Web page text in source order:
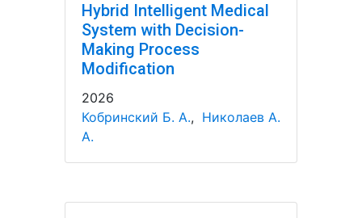
Hybrid Intelligent Medical
System with Decision-
Making Process
Modification
2026
Кобринский Б. А., Николаев А.
А.